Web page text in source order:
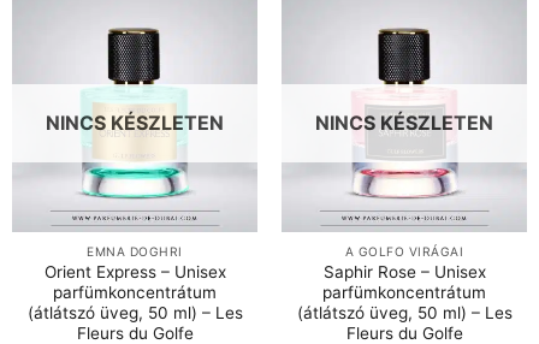
NINCS KÉSZLETEN
EMNA DOGHRI
Orient Express – Unisex
parfümkoncentrátum
(átlátszó üveg, 50 ml) – Les
Fleurs du Golfe
NINCS KÉSZLETEN
A GOLFO VIRÁGAI
Saphir Rose – Unisex
parfümkoncentrátum
(átlátszó üveg, 50 ml) – Les
Fleurs du Golfe